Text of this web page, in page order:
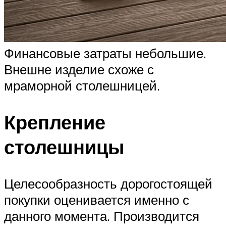
Финансовые затраты небольшие.
Внешне изделие схоже с
мраморной столешницей.
Крепление
столешницы
Целесообразность дорогостоящей
покупки оценивается именно с
данного момента. Производится